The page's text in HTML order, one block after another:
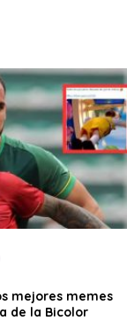
mejores memes
de la Bicolor